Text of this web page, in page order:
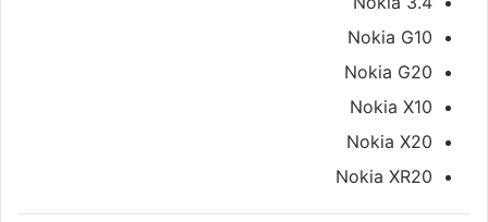
Nokia G10
Nokia G20
Nokia X10
Nokia X20
Nokia XR20